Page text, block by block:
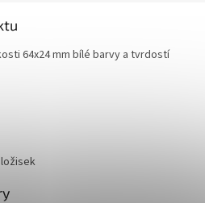
64x24 mm bílé barvy a tvrdostí